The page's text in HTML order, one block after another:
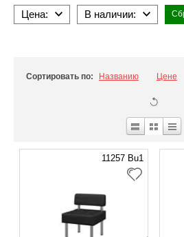
Цена: В наличии:
Сортировать по: Названию Цене
11257 Bu1